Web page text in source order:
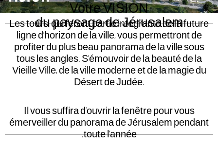
Votre VISION
du paysage de Jérusalem
Les tours, qui feront partie intégrante de la future
ligne d’horizon de la ville, vous permettront de
profiter du plus beau panorama de la ville sous
tous les angles. S’émouvoir de la beauté de la
Vieille Ville, de la ville moderne et de la magie du
Désert de Judée.
Il vous suffira d’ouvrir la fenêtre pour vous
émerveiller du panorama de Jérusalem pendant
toute l’année.